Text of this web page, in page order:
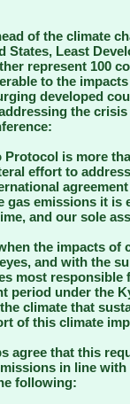
of the climate
States, Least
represent 100
to the
developed
the
Protocol is more
effort to
gas emissions it is
and our sole
the impacts of
and with the
most responsible
period under the
climate that
of this climate
agree that this
in line
following: